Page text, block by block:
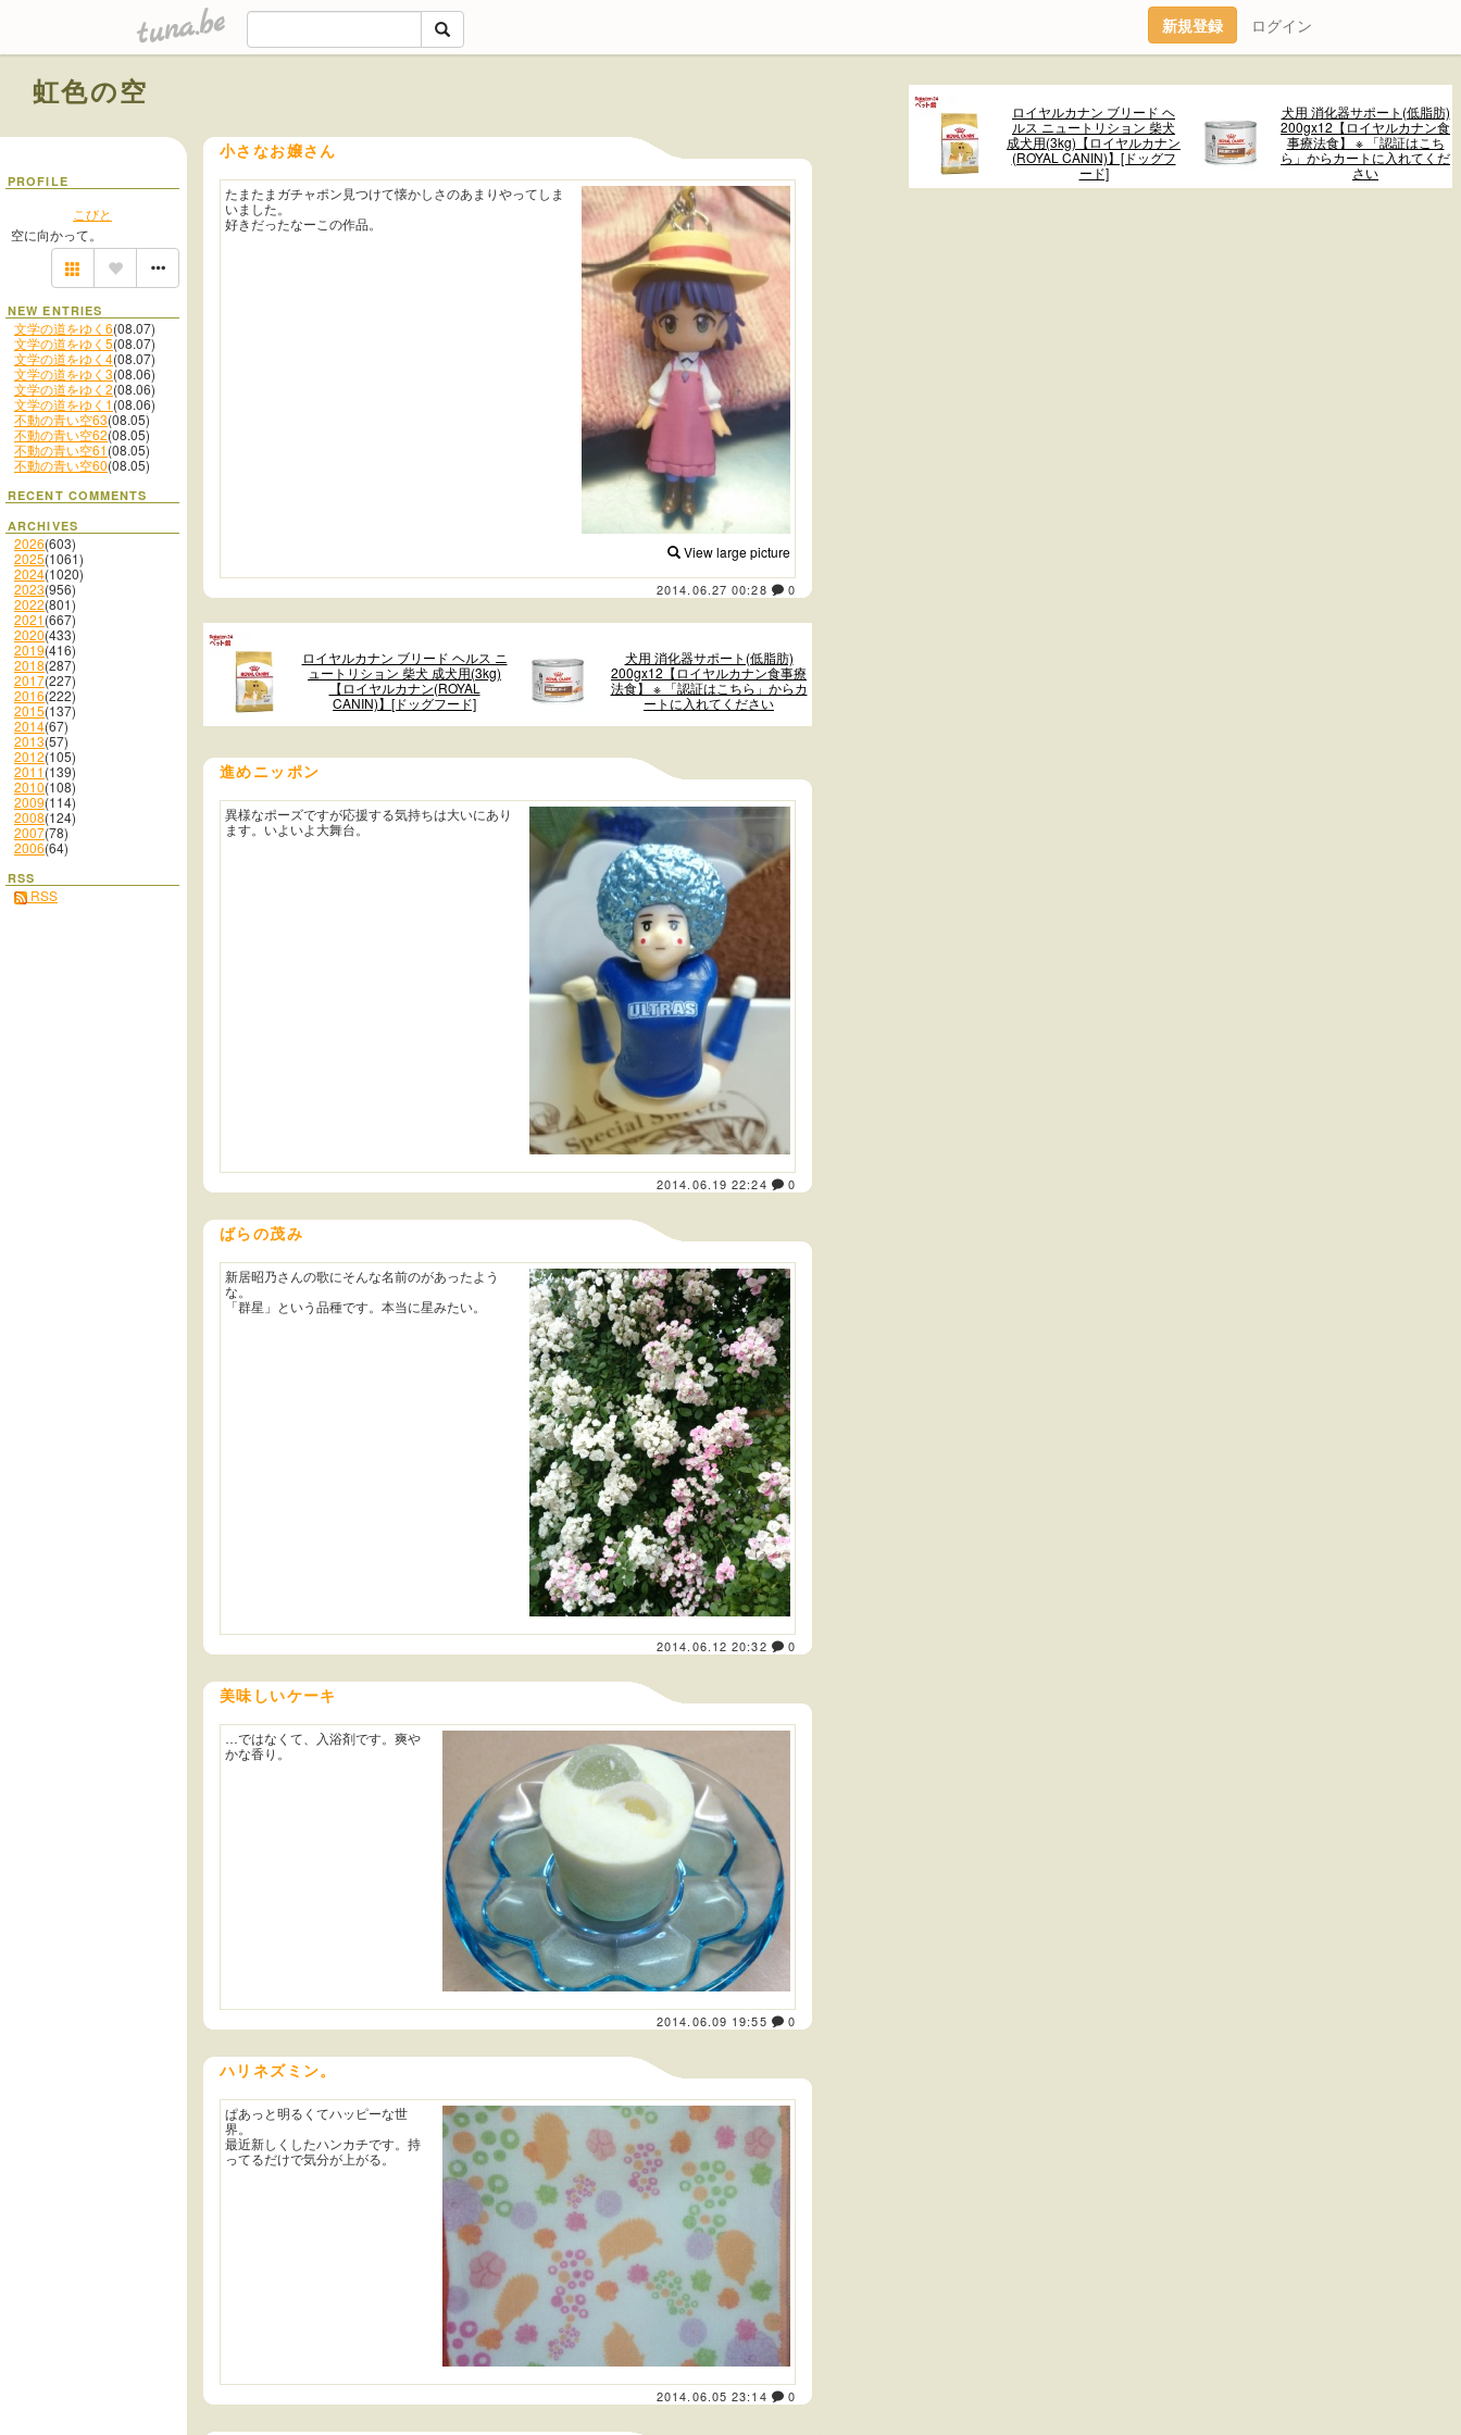
tuna.be 新規登録 ログイン
ロイヤルカナン ブリード ヘ
ルス ニュートリション 柴犬
成犬用(3kg)【ロイヤルカナン
(ROYAL CANIN)】[ドッグフ
ード]
犬用 消化器サポート(低脂肪)
200gx12【ロイヤルカナン食
事療法食】 ※ 「認証はこち
ら」からカートに入れてくだ
さい
虹色の空
PROFILE
こびと
空に向かって。
NEW ENTRIES
文学の道をゆく6(08.07)
文学の道をゆく5(08.07)
文学の道をゆく4(08.07)
文学の道をゆく3(08.06)
文学の道をゆく2(08.06)
文学の道をゆく1(08.06)
不動の青い空63(08.05)
不動の青い空62(08.05)
不動の青い空61(08.05)
不動の青い空60(08.05)
RECENT COMMENTS
ARCHIVES
2026(603)
2025(1061)
2024(1020)
2023(956)
2022(801)
2021(667)
2020(433)
2019(416)
2018(287)
2017(227)
2016(222)
2015(137)
2014(67)
2013(57)
2012(105)
2011(139)
2010(108)
2009(114)
2008(124)
2007(78)
2006(64)
RSS
RSS
小さなお嬢さん
View large picture
たまたまガチャポン見つけて懐かしさのあまりやってしま
いました。
好きだったなーこの作品。
2014.06.27 00:28 0
ロイヤルカナン ブリード ヘルス ニ
ュートリション 柴犬 成犬用(3kg)
【ロイヤルカナン(ROYAL
CANIN)】[ドッグフード]
犬用 消化器サポート(低脂肪)
200gx12【ロイヤルカナン食事療
法食】 ※ 「認証はこちら」からカ
ートに入れてください
進めニッポン
異様なポーズですが応援する気持ちは大いにあり
ます。いよいよ大舞台。
2014.06.19 22:24 0
ばらの茂み
新居昭乃さんの歌にそんな名前のがあったよう
な。
「群星」という品種です。本当に星みたい。
2014.06.12 20:32 0
美味しいケーキ
…ではなくて、入浴剤です。爽や
かな香り。
2014.06.09 19:55 0
ハリネズミン。
ぱあっと明るくてハッピーな世
界。
最近新しくしたハンカチです。持
ってるだけで気分が上がる。
2014.06.05 23:14 0